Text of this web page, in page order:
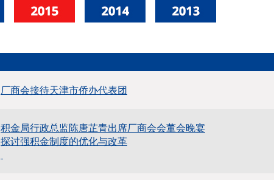
厂商会接待天津市侨办代表团
积金局行政总监陈唐芷青出席厂商会会董会晚宴
探讨强积金制度的优化与改革